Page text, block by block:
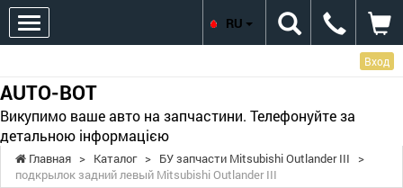
Вход
AUTO-BOT
Викупимо ваше авто на запчастини. Телефонуйте за
детальною інформацією
RU
Главная > Каталог > БУ запчасти Mitsubishi Outlander III
>
подкрылок задний левый Mitsubishi Outlander III